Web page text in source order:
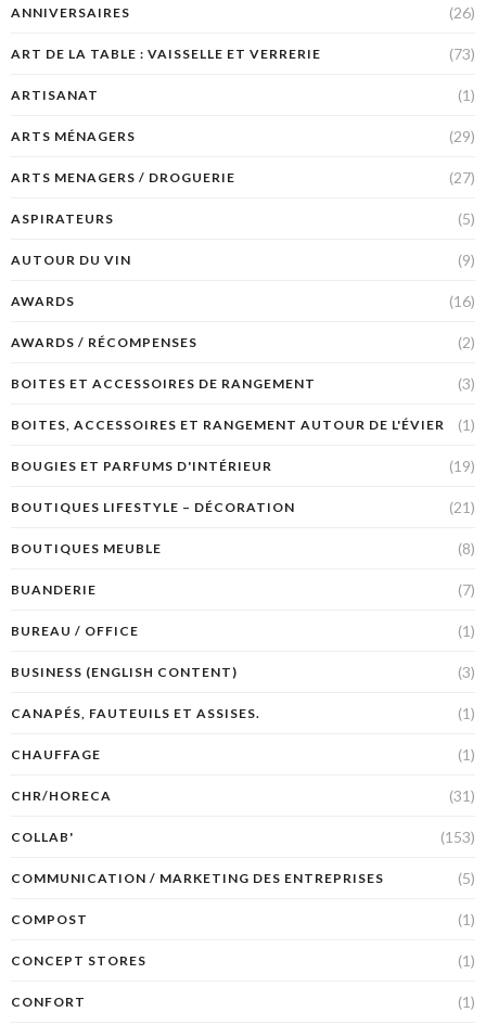
ANNIVERSAIRES (26)
ART DE LA TABLE : VAISSELLE ET VERRERIE (73)
ARTISANAT (1)
ARTS MÉNAGERS (29)
ARTS MENAGERS / DROGUERIE (27)
ASPIRATEURS (5)
AUTOUR DU VIN (9)
AWARDS (16)
AWARDS / RÉCOMPENSES (2)
BOITES ET ACCESSOIRES DE RANGEMENT (3)
BOITES, ACCESSOIRES ET RANGEMENT AUTOUR DE L'ÉVIER (1)
BOUGIES ET PARFUMS D'INTÉRIEUR (19)
BOUTIQUES LIFESTYLE – DÉCORATION (21)
BOUTIQUES MEUBLE (8)
BUANDERIE (7)
BUREAU / OFFICE (1)
BUSINESS (ENGLISH CONTENT) (3)
CANAPÉS, FAUTEUILS ET ASSISES. (1)
CHAUFFAGE (1)
CHR/HORECA (31)
COLLAB' (153)
COMMUNICATION / MARKETING DES ENTREPRISES (5)
COMPOST (1)
CONCEPT STORES (1)
CONFORT (1)